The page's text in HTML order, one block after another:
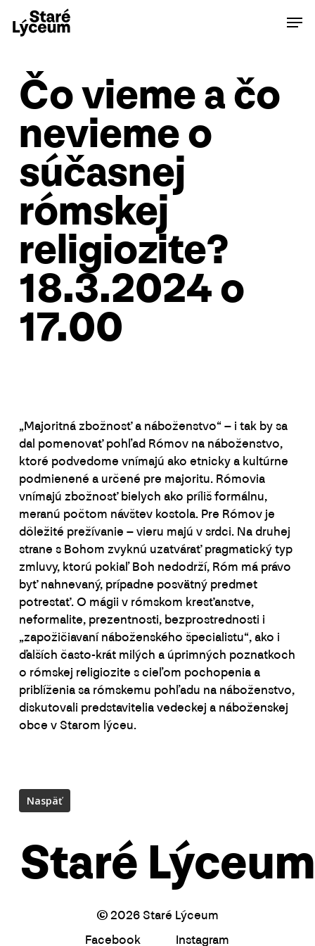
Čo vieme a čo
nevieme o
súčasnej
rómskej
religiozite?
18.3.2024 o
17.00
„Majoritná zbožnosť a náboženstvo“ – i tak by sa
dal pomenovať pohľad Rómov na náboženstvo,
ktoré podvedome vnímajú ako etnicky a kultúrne
podmienené a určené pre majoritu. Rómovia
vnímajú zbožnosť bielych ako príliš formálnu,
meranú počtom návštev kostola. Pre Rómov je
dôležité prežívanie – vieru majú v srdci. Na druhej
strane s Bohom zvyknú uzatvárať pragmatický typ
zmluvy, ktorú pokiaľ Boh nedodrží, Róm má právo
byť nahnevaný, prípadne posvätný predmet
potrestať. O mágii v rómskom kresťanstve,
neformalite, prezentnosti, bezprostrednosti i
„zapožičiavaní náboženského špecialistu“, ako i
ďalších často-krát milých a úprimných poznatkoch
o rómskej religiozite s cieľom pochopenia a
priblíženia sa rómskemu pohľadu na náboženstvo,
diskutovali predstavitelia vedeckej a náboženskej
obce v Starom lýceu.
Staré Lýceum
© 2026Staré Lýceum
Facebook
Instagram